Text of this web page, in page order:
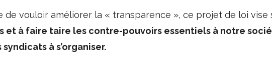
de vouloir améliorer la « transparence », ce projet de loi vise
et à faire taire les contre-pouvoirs essentiels à notre
à s’organiser.